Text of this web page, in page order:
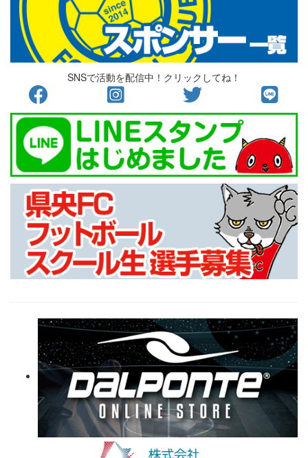
SNSで活動を配信中！クリックしてね！